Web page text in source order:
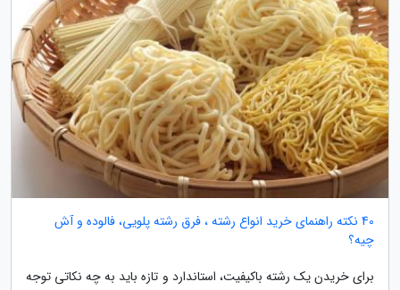
40 نکته راهنمای خرید انواع رشته ، فرق رشته پلویی، فالوده و آش
چیه؟
برای خریدن یک رشته باکیفیت، استاندارد و تازه باید به چه نکاتی توجه